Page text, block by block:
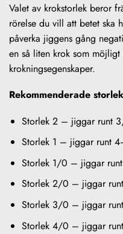
Valet av krokstorlek beror
rörelse du vill att betet ska
påverka jiggens gång
en så liten krok som
krokningsegenskaper.
Rekommenderade
Storlek 2 – jiggar runt
Storlek 1 – jiggar runt
Storlek 1/0 – jiggar
Storlek 2/0 – jiggar
Storlek 3/0 – jiggar
Storlek 4/0 – jiggar